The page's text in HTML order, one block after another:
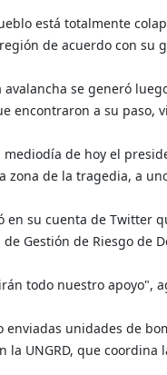
está totalmente
de acuerdo con su
avalancha se generó
encontraron a su paso,
mediodía de hoy el
zona de la tragedia, a
en su cuenta de Twitter
Gestión de Riesgo de
todo nuestro apoyo",
enviadas unidades de
la UNGRD, que coordina